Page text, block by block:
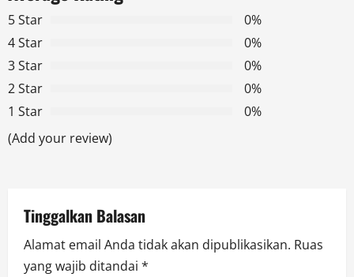
i
g
a
t
o
n
5 Star
0%
4 Star
0%
3 Star
0%
2 Star
0%
1 Star
0%
(Add your review)
Tinggalkan Balasan
Alamat email Anda tidak akan dipublikasikan. Ruas
yang wajib ditandai *